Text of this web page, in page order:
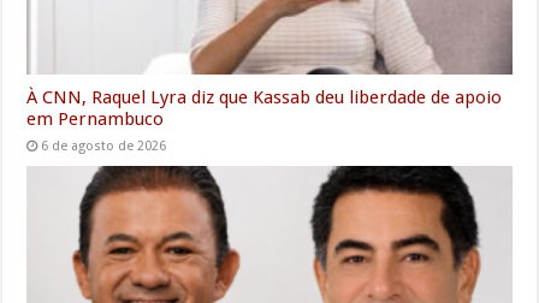
À CNN, Raquel Lyra diz que Kassab deu liberdade de apoio
em Pernambuco
6 de agosto de 2026